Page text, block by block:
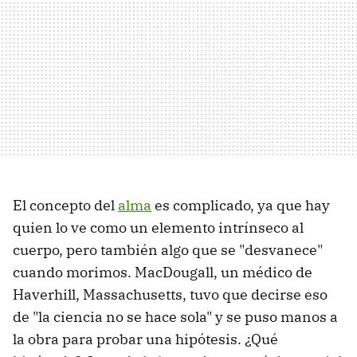
El concepto del alma es complicado, ya que hay
quien lo ve como un elemento intrínseco al
cuerpo, pero también algo que se "desvanece"
cuando morimos. MacDougall, un médico de
Haverhill, Massachusetts, tuvo que decirse eso
de "la ciencia no se hace sola" y se puso manos a
la obra para probar una hipótesis. ¿Qué